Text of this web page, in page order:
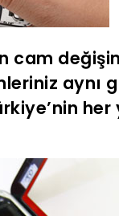
cam
aynı